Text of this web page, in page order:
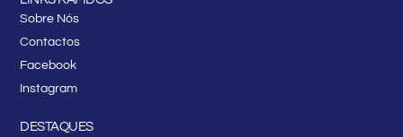
Sobre Nós
Contactos
Facebook
Instagram
DESTAQUES